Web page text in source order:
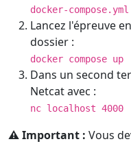
docker-compose.yml
Lancez l'épreuve
dossier :
docker compose up
Dans un second
Netcat avec :
nc localhost 4000
⚠️ Important : Vous